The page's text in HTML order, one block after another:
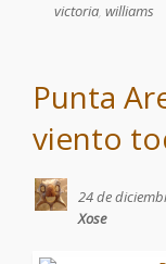
victoria, williams
Punta
viento
24 de
Xose